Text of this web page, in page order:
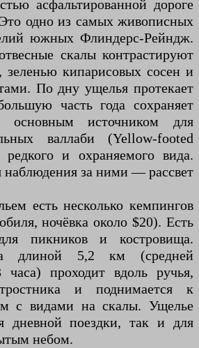
асфальтированной дороге
одно из самых живописных
южных Флиндерс-Рейндж.
скалы контрастируют
кипарисовых сосен и
По дну ущелья протекает
часть года сохраняет
источником для
валлаби (Yellow-footed
и охраняемого вида.
за ними — рассвет
есть несколько кемпингов
ночёвка около $20). Есть
пикников и костровища.
длиной 5,2 км (средней
часа) проходит вдоль ручья,
и поднимается к
с видами на скалы. Ущелье
дневной поездки, так и для
небом.